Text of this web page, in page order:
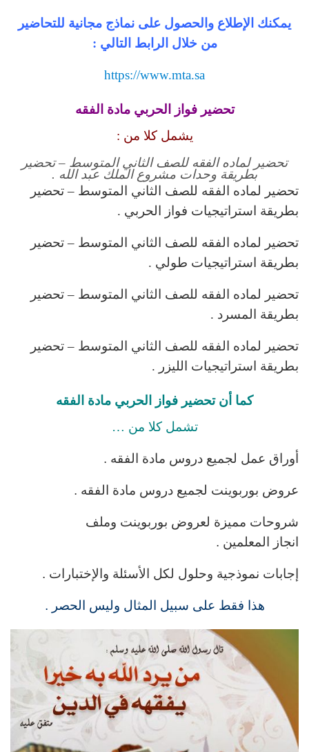
يمكنك الإطلاع والحصول على نماذج مجانية للتحاضير
من خلال الرابط التالي :
https://www.mta.sa
تحضير فواز الحربي مادة الفقه
يشمل كلا من :
تحضير لماده الفقه للصف الثاني المتوسط – تحضير
بطريقة وحدات مشروع الملك عبد الله .
تحضير لماده الفقه للصف الثاني المتوسط – تحضير
بطريقة استراتيجيات فواز الحربي .
تحضير لماده الفقه للصف الثاني المتوسط – تحضير
بطريقة استراتيجيات طولي .
تحضير لماده الفقه للصف الثاني المتوسط – تحضير
بطريقة المسرد .
تحضير لماده الفقه للصف الثاني المتوسط – تحضير
بطريقة استراتيجيات الليزر .
كما أن تحضير فواز الحربي مادة الفقه
تشمل كلا من …
أوراق عمل لجميع دروس مادة الفقه .
عروض بوربوينت لجميع دروس مادة الفقه .
شروحات مميزة لعروض بوربوينت وملف
انجاز المعلمين .
إجابات نموذجية وحلول لكل الأسئلة والإختبارات .
هذا فقط على سبيل المثال وليس الحصر .